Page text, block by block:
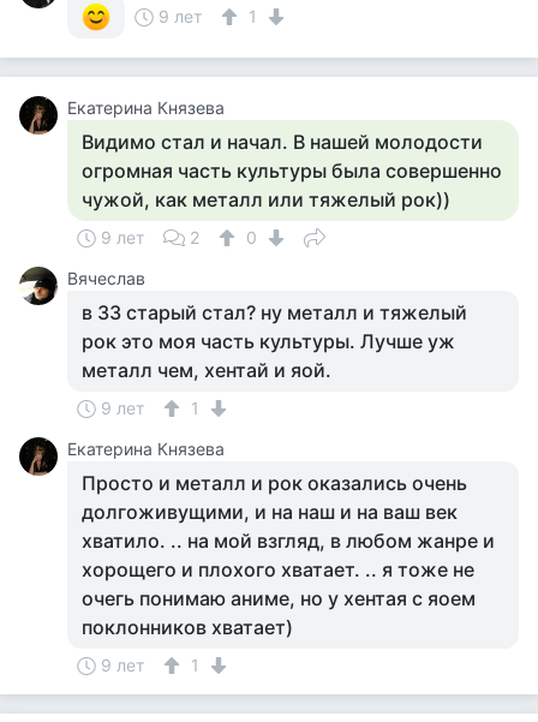
9 лет
1
Екатерина Князева
Видимо стал и начал. В нашей молодости
огромная часть культуры была совершенно
чужой, как металл или тяжелый рок))
9 лет 2
0
Вячеслав
в 33 старый стал? ну металл и тяжелый
рок это моя часть культуры. Лучше уж
металл чем, хентай и яой.
9 лет
1
Екатерина Князева
Просто и металл и рок оказались очень
долгоживущими, и на наш и на ваш век
хватило. .. на мой взгляд, в любом жанре и
хорощего и плохого хватает. .. я тоже не
очегь понимаю аниме, но у хентая с яоем
поклонников хватает)
9 лет 1